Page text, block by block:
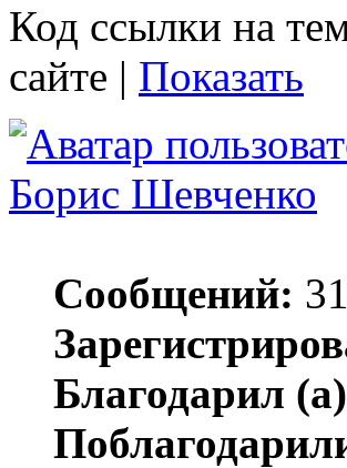
Код ссылки на
сайте | Показать
Борис Шевченко
Сообщений:
Благодарил